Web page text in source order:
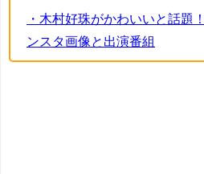
・木村好珠がかわいいと話題
ンスタ画像と出演番組